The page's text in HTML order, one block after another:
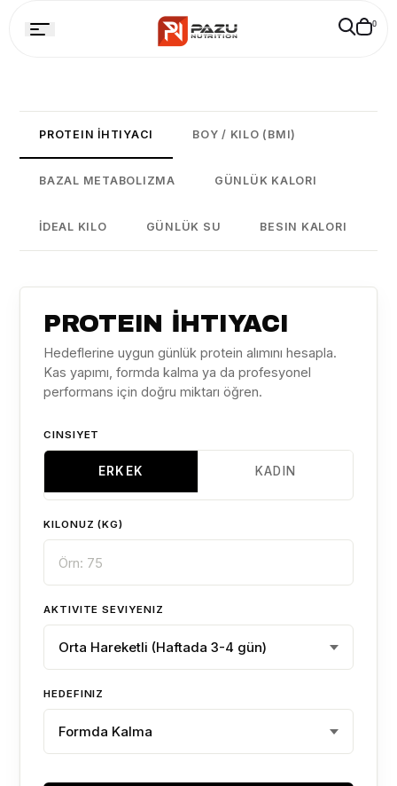
Cart
0
PROTEIN İHTIYACI BOY / KILO (BMI)
BAZAL METABOLIZMA GÜNLÜK KALORI
İDEAL KILO GÜNLÜK SU BESIN KALORI
PROTEIN İHTIYACI
Hedeflerine uygun günlük protein alımını hesapla.
Kas yapımı, formda kalma ya da profesyonel
performans için doğru miktarı öğren.
CINSIYET
ERKEK KADIN
KILONUZ (KG)
AKTIVITE SEVIYENIZ
HEDEFINIZ